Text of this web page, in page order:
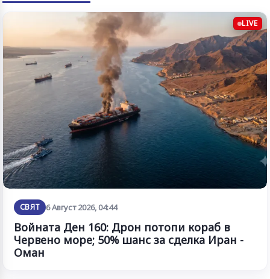
LIVE
СВЯТ 6 Август 2026, 04:44
Войната Ден 160: Дрон потопи кораб в
Червено море; 50% шанс за сделка Иран -
Оман